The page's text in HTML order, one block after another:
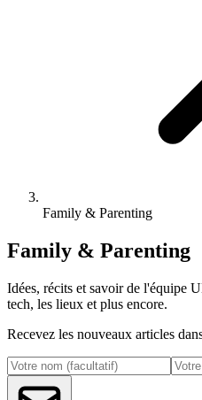
Family & Parenting
Family & Parenting
Idées, récits et savoir de
tech, les lieux et plus encore.
Recevez les nouveaux articles